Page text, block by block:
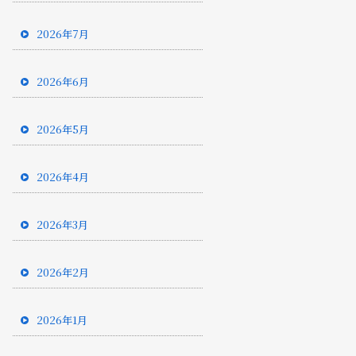
2026年7月
2026年6月
2026年5月
2026年4月
2026年3月
2026年2月
2026年1月